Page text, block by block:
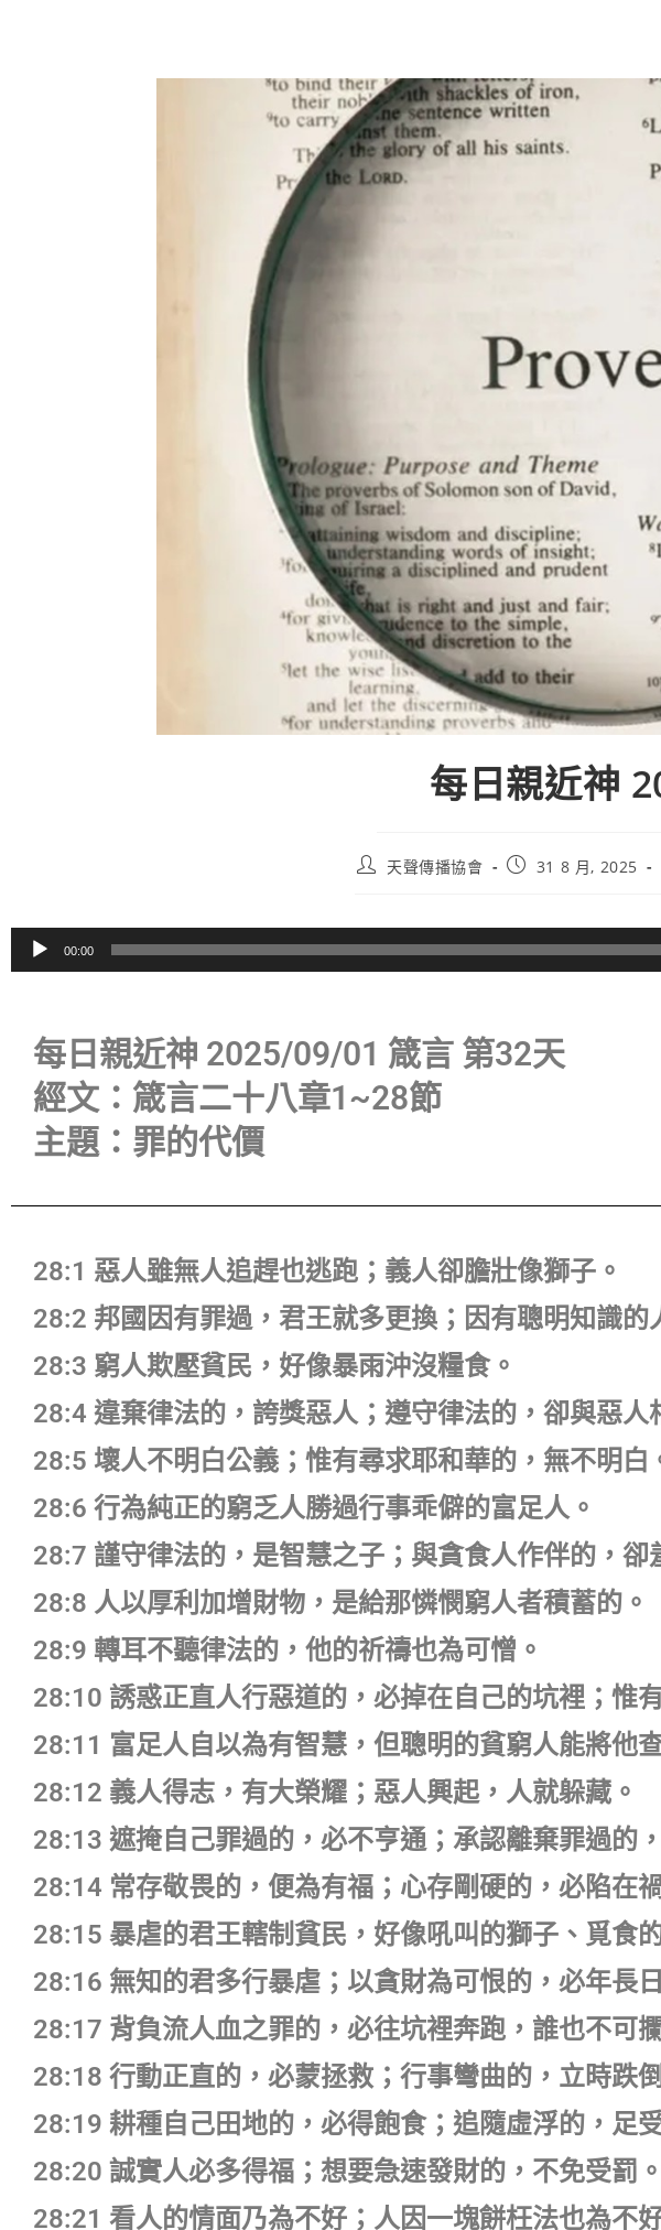
每日親近神
天聲傳播協會 31 8 月, 2025
訊
00:00
每日親近神 2025/09/01 箴言 第32天
經文：箴言二十八章1~28節
主題：罪的代價
28:1 惡人雖無人追趕也逃跑；義人卻膽壯像獅子。
28:2 邦國因有罪過，君王就多更換；因有聰明知識的
28:3 窮人欺壓貧民，好像暴雨沖沒糧食。
28:4 違棄律法的，誇獎惡人；遵守律法的，卻與惡人
28:5 壞人不明白公義；惟有尋求耶和華的，無不明白
28:6 行為純正的窮乏人勝過行事乖僻的富足人。
28:7 謹守律法的，是智慧之子；與貪食人作伴的，卻
28:8 人以厚利加增財物，是給那憐憫窮人者積蓄的。
28:9 轉耳不聽律法的，他的祈禱也為可憎。
28:10 誘惑正直人行惡道的，必掉在自己的坑裡；惟
28:11 富足人自以為有智慧，但聰明的貧窮人能將他
28:12 義人得志，有大榮耀；惡人興起，人就躲藏。
28:13 遮掩自己罪過的，必不亨通；承認離棄罪過的
28:14 常存敬畏的，便為有福；心存剛硬的，必陷在
28:15 暴虐的君王轄制貧民，好像吼叫的獅子、覓食
28:16 無知的君多行暴虐；以貪財為可恨的，必年長
28:17 背負流人血之罪的，必往坑裡奔跑，誰也不可
28:18 行動正直的，必蒙拯救；行事彎曲的，立時跌
28:19 耕種自己田地的，必得飽食；追隨虛浮的，足
28:20 誠實人必多得福；想要急速發財的，不免受罰。
28:21 看人的情面乃為不好；人因一塊餅枉法也為不